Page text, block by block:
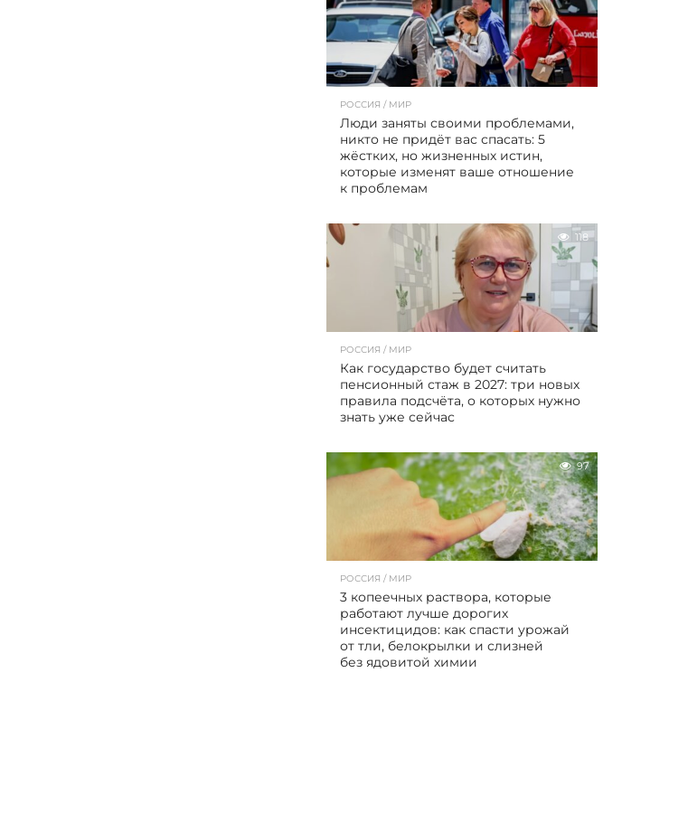
РОССИЯ / МИР
Люди заняты своими проблемами,
никто не придёт вас спасать: 5
жёстких, но жизненных истин,
которые изменят ваше отношение
к проблемам
118
РОССИЯ / МИР
Как государство будет считать
пенсионный стаж в 2027: три новых
правила подсчёта, о которых нужно
знать уже сейчас
97
РОССИЯ / МИР
3 копеечных раствора, которые
работают лучше дорогих
инсектицидов: как спасти урожай
от тли, белокрылки и слизней
без ядовитой химии